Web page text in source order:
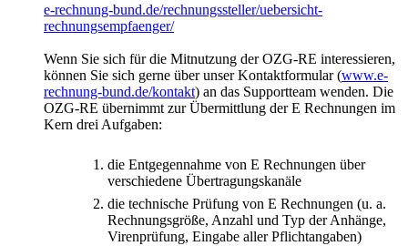
e-rechnung-bund.de/rechnungssteller/uebersicht-
rechnungsempfaenger/
Wenn Sie sich für die Mitnutzung der OZG-RE interessieren,
können Sie sich gerne über unser Kontaktformular (www.e-
rechnung-bund.de/kontakt) an das Supportteam wenden. Die
OZG-RE übernimmt zur Übermittlung der E Rechnungen im
Kern drei Aufgaben:
die Entgegennahme von E Rechnungen über
verschiedene Übertragungskanäle
die technische Prüfung von E Rechnungen (u. a.
Rechnungsgröße, Anzahl und Typ der Anhänge,
Virenprüfung, Eingabe aller Pflichtangaben)